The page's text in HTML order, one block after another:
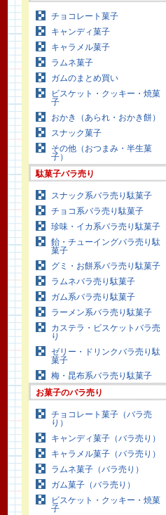
チョコレート菓子
キャンディ菓子
キャラメル菓子
ラムネ菓子
ガムのまとめ買い
ビスケット・クッキー・焼菓
子
おかき（あられ・おかき餅）
スナック菓子
その他（おつまみ・半生菓
子）
駄菓子バラ売り
スナック系バラ売り駄菓子
チョコ系バラ売り駄菓子
珍味・イカ系バラ売り駄菓子
飴・チューイングバラ売り駄
菓子
グミ・お餅系バラ売り駄菓子
ラムネバラ売り駄菓子
ガム系バラ売り駄菓子
ラーメン系バラ売り駄菓子
カステラ・ビスケットバラ売
り
ゼリー・ドリンクバラ売り駄
菓子
梅・昆布系バラ売り駄菓子
お菓子のバラ売り
チョコレート菓子（バラ売
り）
キャンディ菓子（バラ売り）
キャラメル菓子（バラ売り）
ラムネ菓子（バラ売り）
ガム菓子（バラ売り）
ビスケット・クッキー・焼菓
子